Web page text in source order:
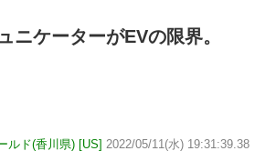
ニケーターがEVの限界。
ルド(香川県) [US] 2022/05/11(水) 19:31:39.38